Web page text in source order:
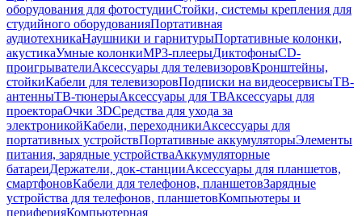
оборудования для фотостудииСтойки, системы крепления для
студийного оборудованияПортативная
аудиотехникаНаушники и гарнитурыПортативные колонки,
акустикаУмные колонкиMP3-плеерыДиктофоныCD-
проигрывателиАксессуары для телевизоровКронштейны,
стойкиКабели для телевизоровПодписки на видеосервисыТВ-
антенныТВ-тюнерыАксессуары для ТВАксессуары для
проектораОчки 3DСредства для ухода за
электроникойКабели, переходникиАксессуары для
портативных устройствПортативные аккумуляторыЭлементы
питания, зарядные устройстваАккумуляторные
батареиДержатели, док-станцииАксессуары для планшетов,
смартфоновКабели для телефонов, планшетовЗарядные
устройства для телефонов, планшетовКомпьютеры и
периферияКомпьютерная